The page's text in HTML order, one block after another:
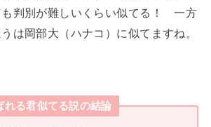
も判別が難しいくらい似てる！ 一方
は岡部大（ハナコ）に似てますね。
れる君似てる説の結論